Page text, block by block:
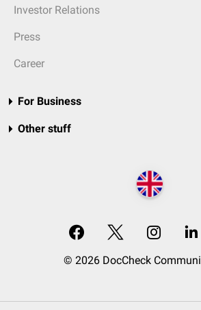
Investor Relations
Press
Career
For Business
Other stuff
© 2026 DocCheck